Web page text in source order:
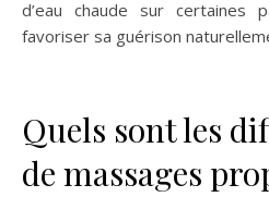
d’eau chaude sur certaines
favoriser sa guérison
Quels sont les
de massages